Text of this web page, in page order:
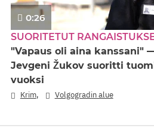
0:26
SUORITETUT
"Vapaus oli aina kanssani"
Jevgeni Žukov suoritti
vuoksi
Krim, Volgogradin alue